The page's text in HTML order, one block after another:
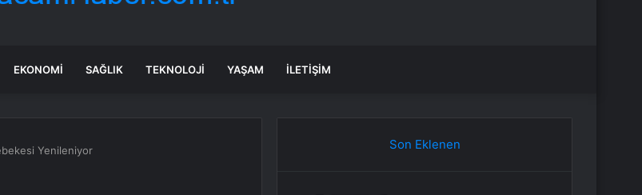
EKONOMI SAĞLIK TEKNOLOJI YAŞAM İLETIŞIM
Yenileniyor Son Eklenen